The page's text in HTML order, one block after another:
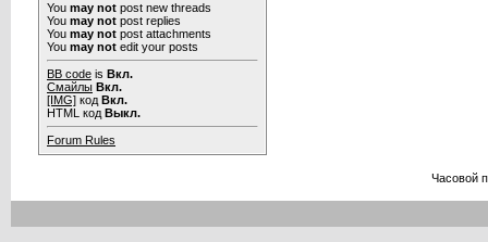
You may not post new threads
You may not post replies
You may not post attachments
You may not edit your posts
BB code is Вкл.
Смайлы Вкл.
[IMG] код Вкл.
HTML код Выкл.
Forum Rules
Часовой